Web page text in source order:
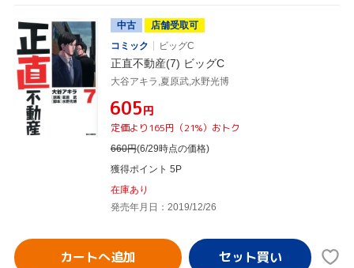
中古
店舗受取可
コミック
ビッグC
正直不動産(7) ビッグC
大谷アキラ,夏原武,水野光博
¥605円
定価より165円（21%）おトク
660円(6/29時点の価格)
獲得ポイント 5P
在庫あり
発売年月日：2019/12/26
カートへ追加